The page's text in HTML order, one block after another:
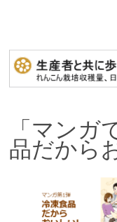
「マン
品だから